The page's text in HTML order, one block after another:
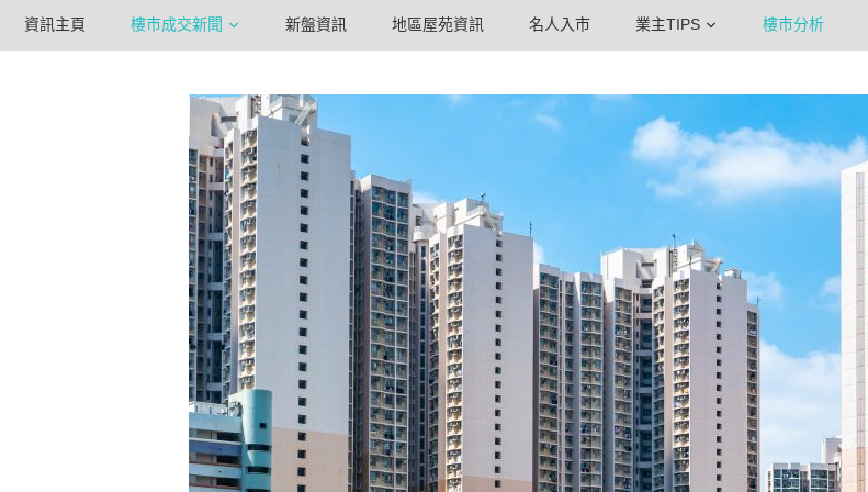
資訊主頁 樓市成交新聞 新盤資訊 地區屋苑資訊 名人入市 業主TIPS 樓市分析